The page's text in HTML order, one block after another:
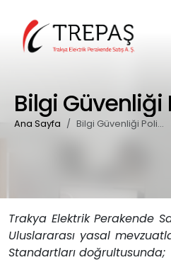
Bilgi Güvenliği
Ana Sayfa Bilgi Güvenliği Politikası
Trakya Elektrik Perakende
Uluslararası yasal
Standartları doğrultusunda;